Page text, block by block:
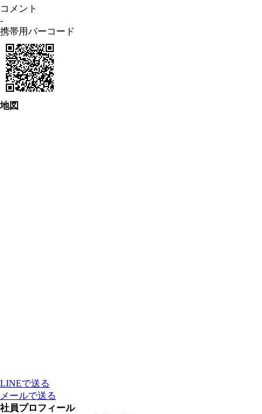
コメント
-
携帯用バーコード
地図
LINEで送る
メールで送る
社員プロフィール